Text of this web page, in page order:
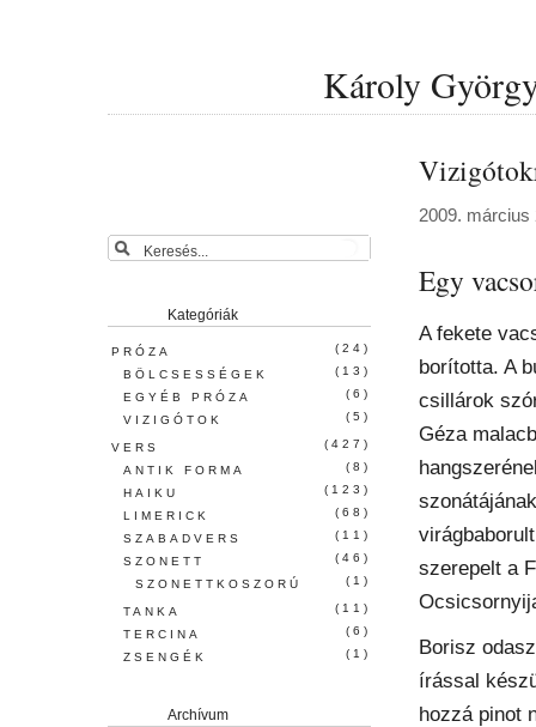
Károly
2009. március
Egy
A fekete
borította. A
csillárok
Géza
szerepelt a
Borisz
írással
hozzá pinot
Kategóriák
PRÓZA
(24)
BÖLCSESSÉGEK
(13)
EGYÉB PRÓZA
(6)
VIZIGÓTOK
(5)
VERS
(427)
ANTIK FORMA
(8)
HAIKU
(123)
LIMERICK
(68)
SZABADVERS
(11)
SZONETT
(46)
SZONETTKOSZORÚ
(1)
TANKA
(11)
TERCINA
(6)
ZSENGÉK
(1)
Archívum